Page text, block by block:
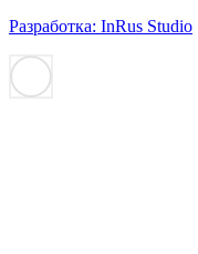
Разработка: InRus Studio